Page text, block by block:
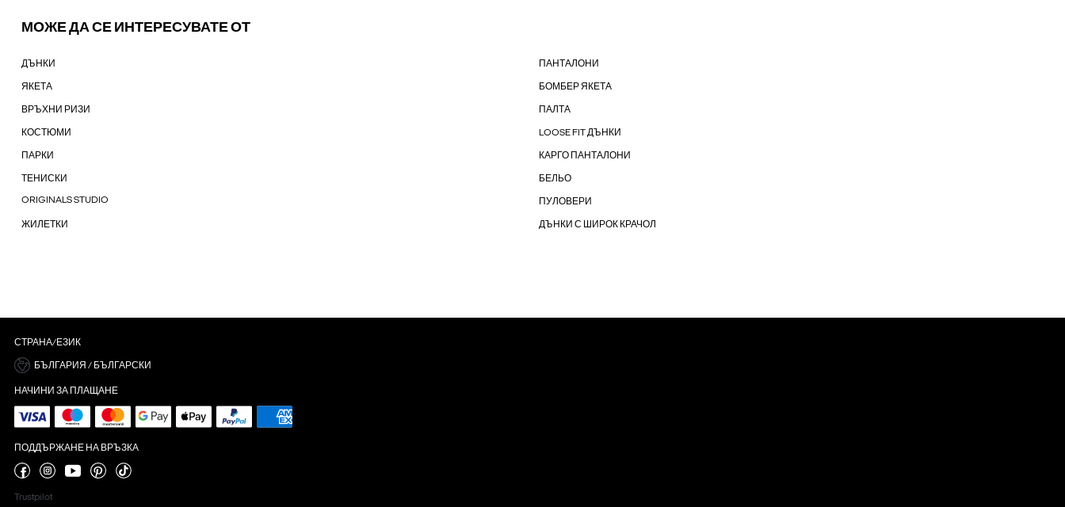
МОЖЕ ДА СЕ ИНТЕРЕСУВАТЕ ОТ
ДЪНКИ ПАНТАЛОНИ
ЯКЕТА БОМБЕР ЯКЕТА
ВРЪХНИ РИЗИ ПАЛТА
КОСТЮМИ LOOSE FIT ДЪНКИ
ПАРКИ КАРГО ПАНТАЛОНИ
ТЕНИСКИ БЕЛЬО
ORIGINALS STUDIO ПУЛОВЕРИ
ЖИЛЕТКИ ДЪНКИ С ШИРОК КРАЧОЛ
СТРАНА/ЕЗИК
БЪЛГАРИЯ / БЪЛГАРСКИ
НАЧИНИ ЗА ПЛАЩАНЕ
ПОДДЪРЖАНЕ НА ВРЪЗКА
Trustpilot